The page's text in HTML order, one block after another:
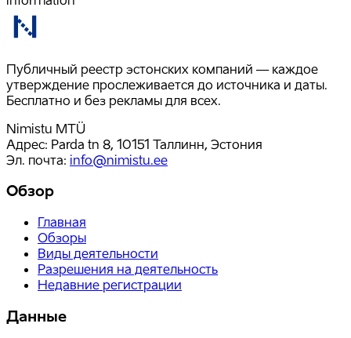
Публичный реестр эстонских компаний — каждое
утверждение прослеживается до источника и даты.
Бесплатно и без рекламы для всех.
Nimistu MTÜ
Адрес: Parda tn 8, 10151 Таллинн, Эстония
Эл. почта: info@nimistu.ee
Обзор
Главная
Обзоры
Виды деятельности
Разрешения на деятельность
Недавние регистрации
Данные